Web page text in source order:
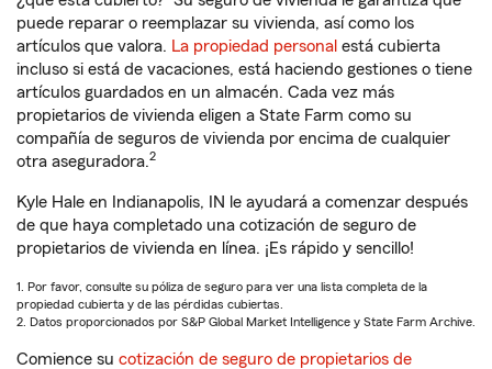
puede reparar o reemplazar su vivienda, así como los
artículos que valora. La propiedad personal está cubierta
incluso si está de vacaciones, está haciendo gestiones o tiene
artículos guardados en un almacén. Cada vez más
propietarios de vivienda eligen a State Farm como su
compañía de seguros de vivienda por encima de cualquier
otra aseguradora.2
Kyle Hale en Indianapolis, IN le ayudará a comenzar después
de que haya completado una cotización de seguro de
propietarios de vivienda en línea. ¡Es rápido y sencillo!
1. Por favor, consulte su póliza de seguro para ver una lista completa de la
propiedad cubierta y de las pérdidas cubiertas.
2. Datos proporcionados por S&P Global Market Intelligence y State Farm Archive.
Comience su cotización de seguro de propietarios de